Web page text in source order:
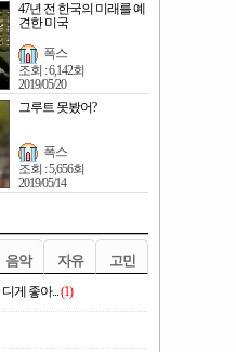
47년 전 한국의 미래를 예
견한 미국
폭스
조회 : 6,142회
2019/05/20
그루트 못봤어?
폭스
조회 : 5,656회
2019/05/14
음악 자유 고민
게 좋아...(1)